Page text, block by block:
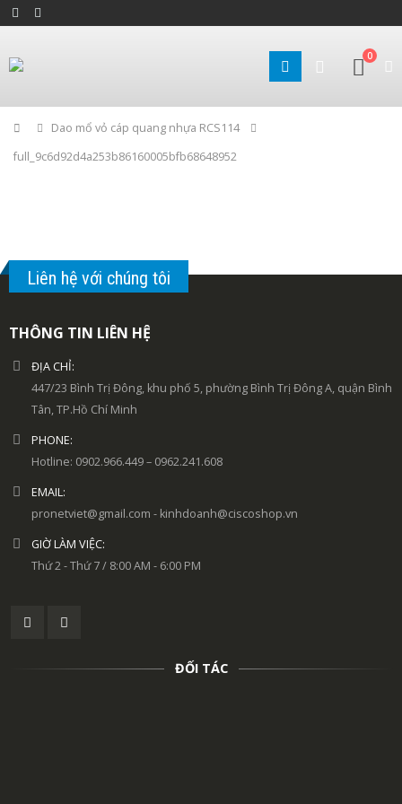
0
Home
Dao mổ vỏ cáp quang nhựa RCS114
full_9c6d92d4a253b86160005bfb68648952
Liên hệ với chúng tôi
THÔNG TIN LIÊN HỆ
ĐỊA CHỈ:
447/23 Bình Trị Đông, khu phố 5, phường Bình Trị Đông A, quận Bình
Tân, TP.Hồ Chí Minh
PHONE:
Hotline: 0902.966.449 – 0962.241.608
EMAIL:
pronetviet@gmail.com - kinhdoanh@ciscoshop.vn
GIỜ LÀM VIỆC:
Thứ 2 - Thứ 7 / 8:00 AM - 6:00 PM
ĐỐI TÁC